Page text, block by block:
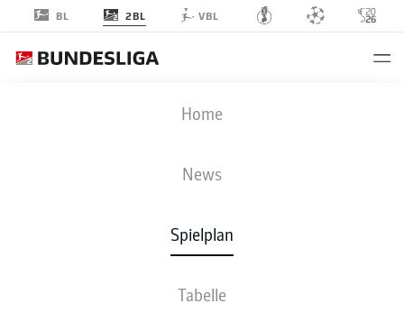
BL 2BL VBL
Home
News
Spielplan
Tabelle
KSC
1 2
AUFSTELLUNGEN